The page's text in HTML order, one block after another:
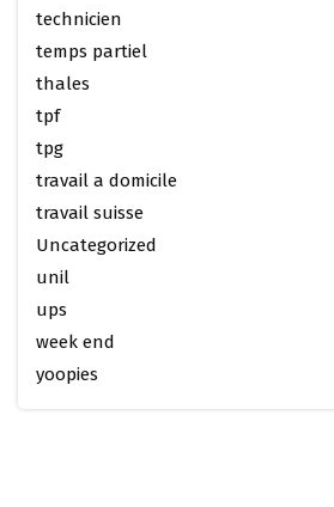
technicien
temps partiel
thales
tpf
tpg
travail a domicile
travail suisse
Uncategorized
unil
ups
week end
yoopies